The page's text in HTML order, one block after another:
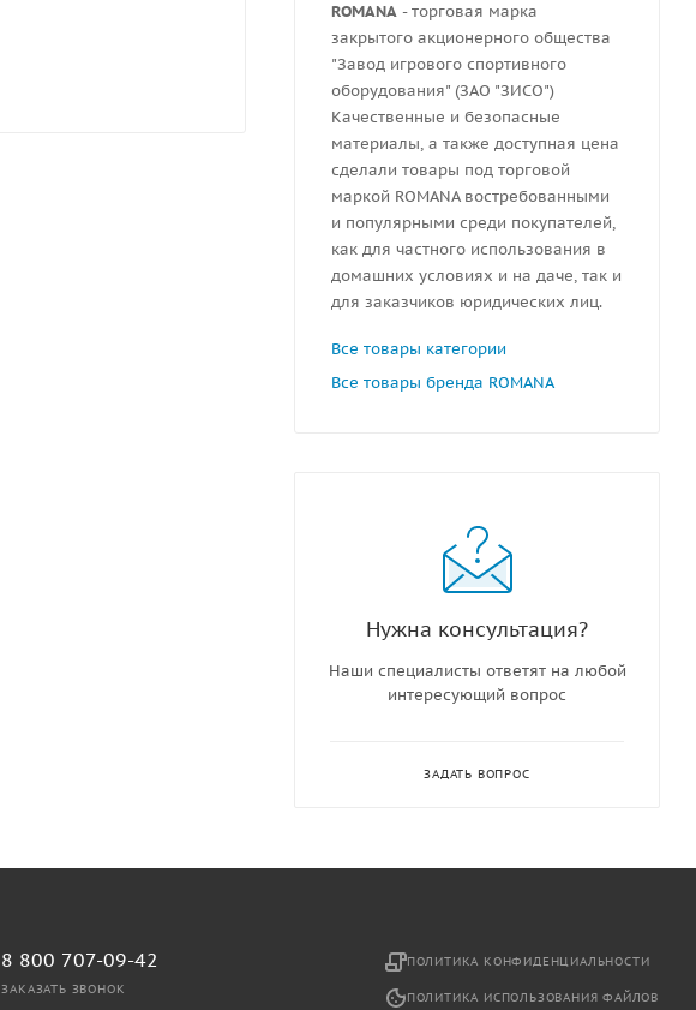
ROMANA - торговая марка
закрытого акционерного общества
"Завод игрового спортивного
оборудования" (ЗАО "ЗИСО")
Качественные и безопасные
материалы, а также доступная цена
сделали товары под торговой
маркой ROMANA востребованными
и популярными среди покупателей,
как для частного использования в
домашних условиях и на даче, так и
для заказчиков юридических лиц.
Все товары категории
Все товары бренда ROMANA
Нужна консультация?
Наши специалисты ответят на любой
интересующий вопрос
ЗАДАТЬ ВОПРОС
8 800 707-09-42
ЗАКАЗАТЬ ЗВОНОК
ПОЛИТИКА КОНФИДЕНЦИАЛЬНОСТИ
ПОЛИТИКА ИСПОЛЬЗОВАНИЯ ФАЙЛОВ